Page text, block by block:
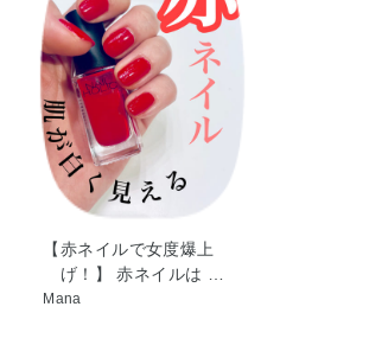
【赤ネイルで女度爆上
げ！】 赤ネイルは …
Mana